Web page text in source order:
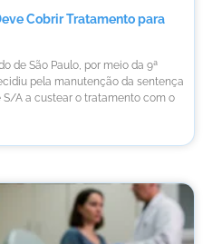
Cobrir Tratamento para
de São Paulo, por meio da 9ª
pela manutenção da sentença
S/A a custear o tratamento com o